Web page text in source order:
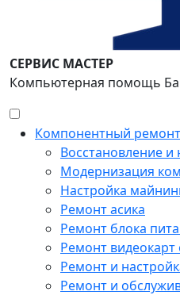
СЕРВИС МАСТЕР
Компьютерная помощь
Компонентный ремонт
Восстановление и
Модернизация
Настройка
Ремонт асика
Ремонт блока
Ремонт видеокарт
Ремонт и
Ремонт и